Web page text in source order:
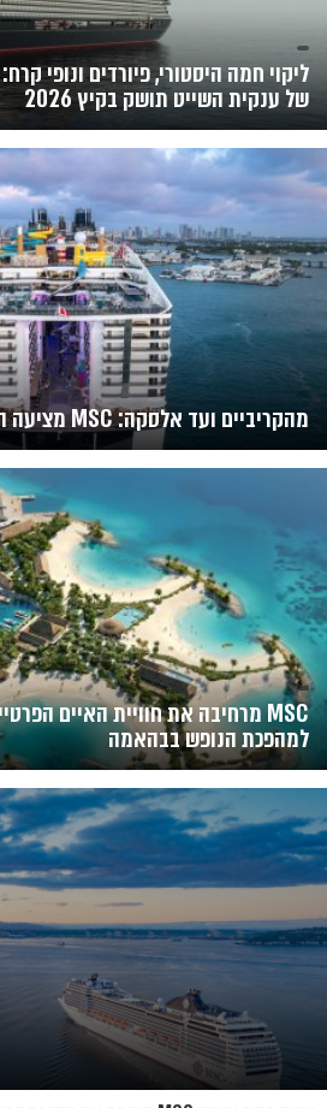
ליקוי חמה היסטורי, פיורדים ונופי
של ענקית השייט תושק בקיץ 2026
מהקריביים ועד אלסקה: MSC מציעה הפלגות החל מ-673 דולר
למהפכת הנופש בבהאמה